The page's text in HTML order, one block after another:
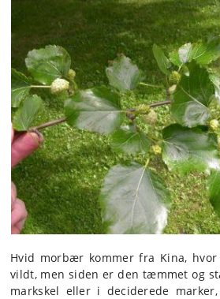
Hvid morbær kommer fra Kina,
vildt, men siden er den tæmmet og
markskel eller i deciderede